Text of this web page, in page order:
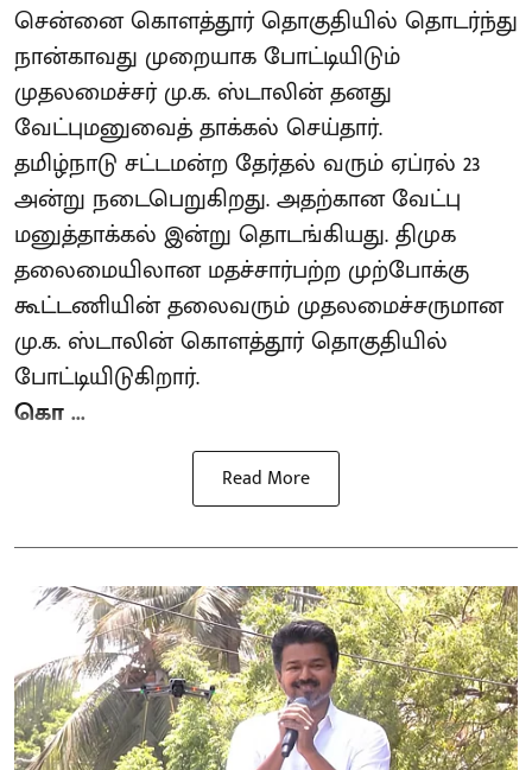
சென்னை கொளத்தூர் தொகுதியில் தொடர்ந்து
நான்காவது முறையாக போட்டியிடும்
முதலமைச்சர் மு.க. ஸ்டாலின் தனது
வேட்புமனுவைத் தாக்கல் செய்தார்.
தமிழ்நாடு சட்டமன்ற தேர்தல் வரும் ஏப்ரல் 23
அன்று நடைபெறுகிறது. அதற்கான வேட்பு
மனுத்தாக்கல் இன்று தொடங்கியது. திமுக
தலைமையிலான மதச்சார்பற்ற முற்போக்கு
கூட்டணியின் தலைவரும் முதலமைச்சருமான
மு.க. ஸ்டாலின் கொளத்தூர் தொகுதியில்
போட்டியிடுகிறார்.
கொ ...
Read More